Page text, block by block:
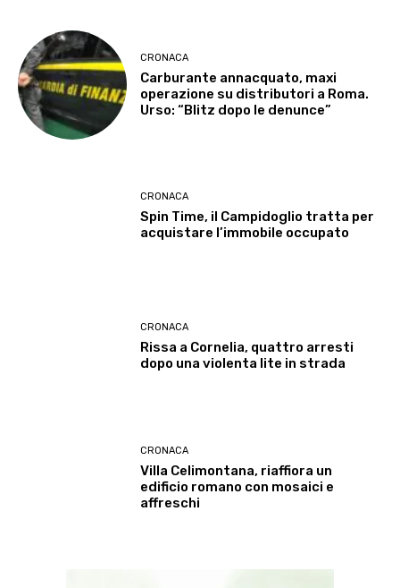
CRONACA
Carburante annacquato, maxi
operazione su distributori a Roma.
Urso: “Blitz dopo le denunce”
CRONACA
Spin Time, il Campidoglio tratta per
acquistare l’immobile occupato
CRONACA
Rissa a Cornelia, quattro arresti
dopo una violenta lite in strada
CRONACA
Villa Celimontana, riaffiora un
edificio romano con mosaici e
affreschi